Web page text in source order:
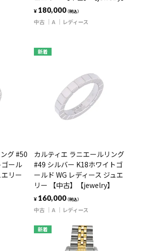
¥ 180,000（税込）
中古 A レディース
グ #50
ール
エリー
新着
カルティエ ラニエールリング
#49 シルバー K18ホワイトゴ
ールド WG レディース ジュエ
リー 【中古】【jewelry】
¥ 160,000（税込）
中古 A レディース
新着